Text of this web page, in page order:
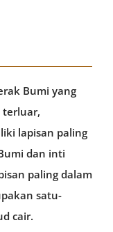
Bumi yang
terluar,
lapisan paling
dan inti
paling dalam
satu-
cair.